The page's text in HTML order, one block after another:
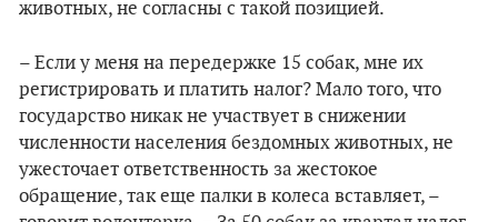
животных, не согласны с такой позицией.
– Если у меня на передержке 15 собак, мне их
регистрировать и платить налог? Мало того, что
государство никак не участвует в снижении
численности населения бездомных животных, не
ужесточает ответственность за жестокое
обращение, так еще палки в колеса вставляет, –